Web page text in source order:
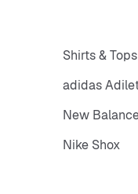
Shirts & Tops
adidas
New
Nike Shox